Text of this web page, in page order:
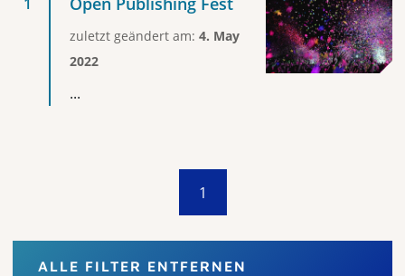
zuletzt geändert am: 4. May
2022
...
1
ALLE FILTER ENTFERNEN